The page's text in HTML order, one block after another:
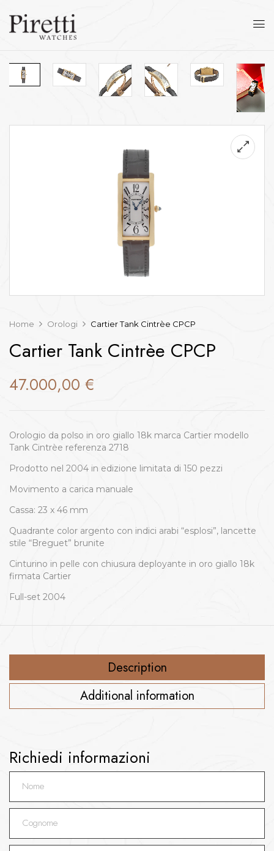
Home Orologi Cartier Tank Cintrèe CPCP
Cartier Tank Cintrèe CPCP
47.000,00 €
Orologio da polso in oro giallo 18k marca Cartier modello
Tank Cintrèe referenza 2718
Prodotto nel 2004 in edizione limitata di 150 pezzi
Movimento a carica manuale
Cassa: 23 x 46 mm
Quadrante color argento con indici arabi “esplosi”, lancette
stile “Breguet” brunite
Cinturino in pelle con chiusura deployante in oro giallo 18k
firmata Cartier
Full-set 2004
Description
Additional information
Richiedi informazioni